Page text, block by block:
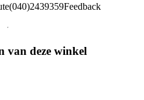
(040)2439359Feedback
van deze winkel